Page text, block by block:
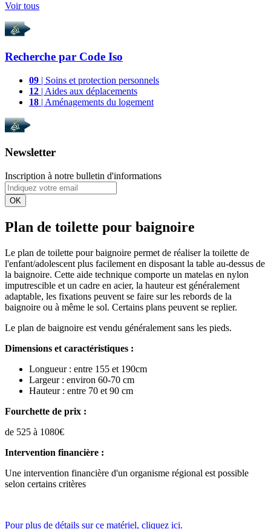
Voir tous
Recherche par Code Iso
09 | Soins et protection personnels
12 | Aides aux déplacements
18 | Aménagements du logement
Newsletter
Inscription à notre bulletin d'informations
OK
Plan de toilette pour baignoire
Le plan de toilette pour baignoire permet de réaliser la toilette de
l'enfant/adolescent plus facilement en disposant la table au-dessus de
la baignoire. Cette aide technique comporte un matelas en nylon
imputrescible et un cadre en acier, la hauteur est généralement
adaptable, les fixations peuvent se faire sur les rebords de la
baignoire ou à même le sol. Certains plans peuvent se replier.
Le plan de baignoire est vendu généralement sans les pieds.
Dimensions et caractéristiques :
Longueur : entre 155 et 190cm
Largeur : environ 60-70 cm
Hauteur : entre 70 et 90 cm
Fourchette de prix :
de 525 à 1080€
Intervention financière :
Une intervention financière d'un organisme régional est possible
selon certains critères
Pour plus de détails sur ce matériel, cliquez ici.